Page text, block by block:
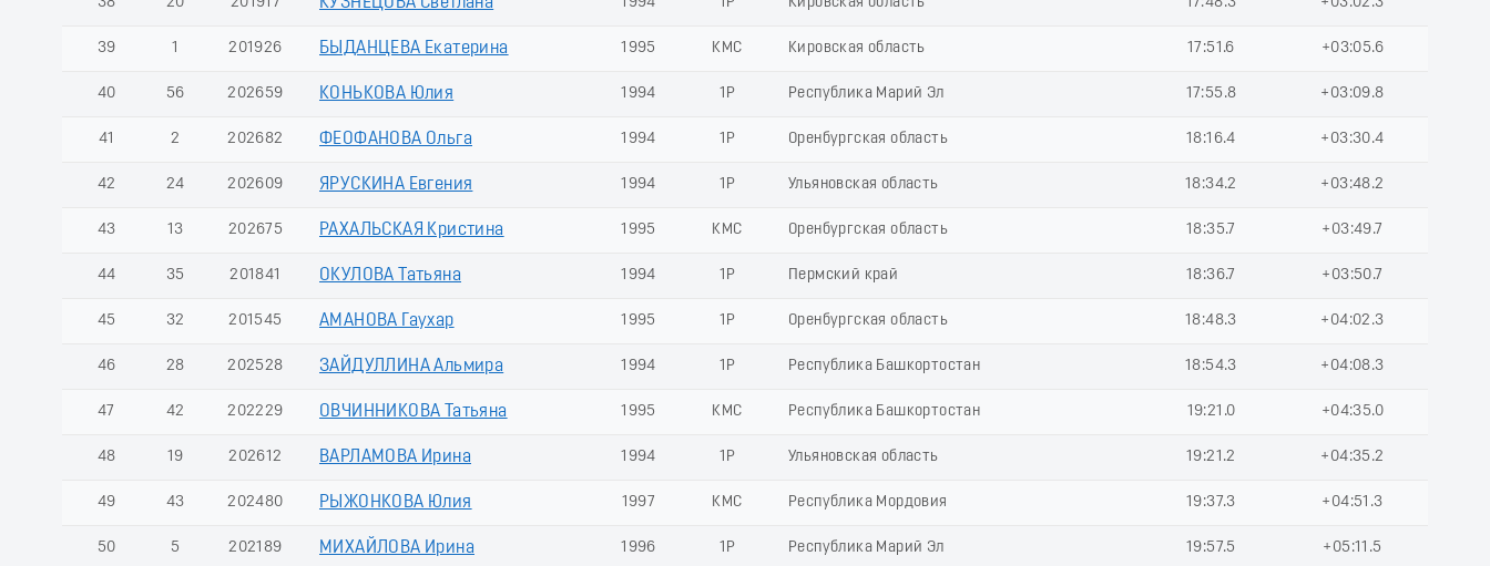
39 1 201926 БЫДАНЦЕВА Екатерина 1995 КМС Кировская область 17:51.6 +03:05.6
40 56 202659 КОНЬКОВА Юлия 1994 1Р Республика Марий Эл 17:55.8 +03:09.8
41 2 202682 ФЕОФАНОВА Ольга 1994 1Р Оренбургская область 18:16.4 +03:30.4
42 24 202609 ЯРУСКИНА Евгения 1994 1Р Ульяновская область 18:34.2 +03:48.2
43 13 202675 РАХАЛЬСКАЯ Кристина 1995 КМС Оренбургская область 18:35.7 +03:49.7
44 35 201841 ОКУЛОВА Татьяна 1994 1Р Пермский край 18:36.7 +03:50.7
45 32 201545 АМАНОВА Гаухар 1995 1Р Оренбургская область 18:48.3 +04:02.3
46 28 202528 ЗАЙДУЛЛИНА Альмира 1994 1Р Республика Башкортостан 18:54.3 +04:08.3
47 42 202229 ОВЧИННИКОВА Татьяна 1995 КМС Республика Башкортостан 19:21.0 +04:35.0
48 19 202612 ВАРЛАМОВА Ирина 1994 1Р Ульяновская область 19:21.2 +04:35.2
49 43 202480 РЫЖОНКОВА Юлия 1997 КМС Республика Мордовия 19:37.3 +04:51.3
50 5 202189 МИХАЙЛОВА Ирина 1996 1Р Республика Марий Эл 19:57.5 +05:11.5